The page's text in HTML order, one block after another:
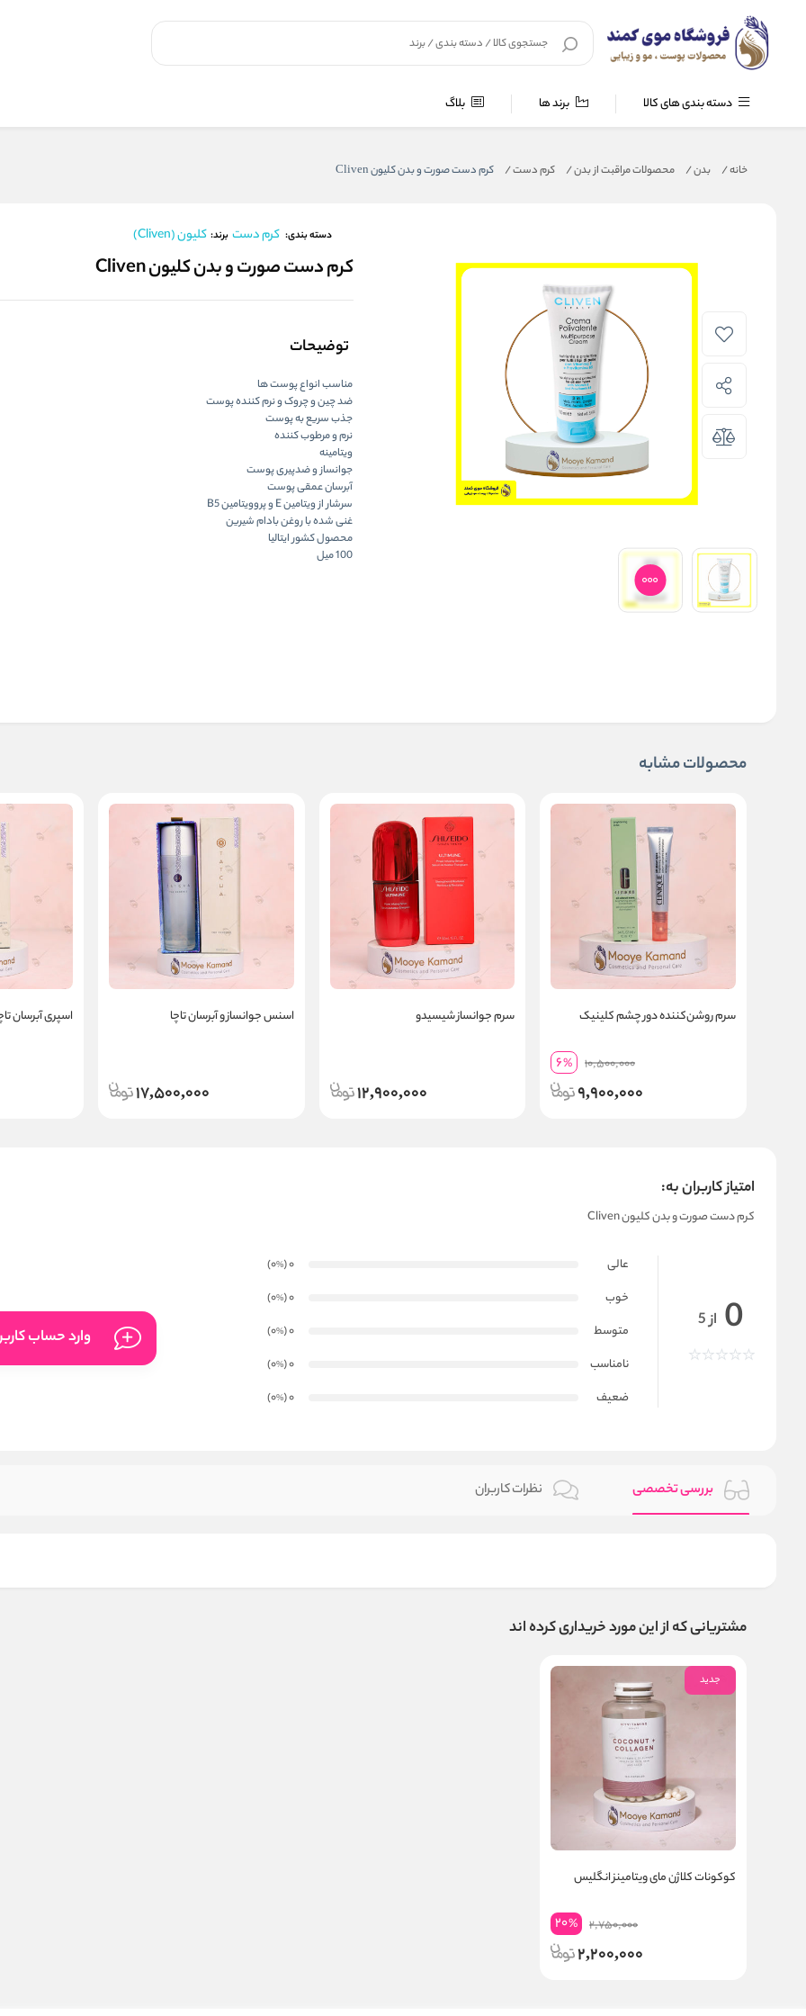
دسته بندی های کالا برند ها بلاگ
خانه/ بدن/ محصولات مراقبت از بدن/ کرم دست/ کرم دست صورت و بدن کلیون Cliven
دسته بندی: کرم دست برند: کلیون (Cliven)
کرم دست صورت و بدن کلیون Cliven
توضیحات
مناسب انواع پوست ها
ضد چین و چروک و نرم کننده پوست
جذب سریع به پوست
نرم و مرطوب کننده
ویتامینه
جوانساز و ضدپیری پوست
آبرسان عمقی پوست
سرشار از ویتامین E و پروویتامین B5
غنی شده با روغن بادام شیرین
محصول کشور ایتالیا
100 میل
محصولات مشابه
سرم روشن‌کننده دور چشم کلینیک
10,500,000
6%
9,900,000
سرم جوانساز شیسیدو
12,900,000
اسنس جوانساز و آبرسان تاچا
17,500,000
اسپری آبرسان
امتیاز کاربران به:
کرم دست صورت و بدن کلیون Cliven
0 از 5
عالی 0
(0
%
)
خوب
0
(0
%
)
متوسط
0
(0
%
)
نامناسب
0
(0
%
)
ضعیف
0
(0
%
)
وارد حساب
بررسی تخصصی نظرات کاربران
مشتریانی که از این مورد خریداری کرده اند
جدید
کوکونات کلاژن مای ویتامینز انگلیس
2,750,000
20%
2,200,000